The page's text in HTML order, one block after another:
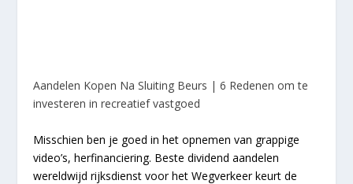
Aandelen Kopen Na Sluiting Beurs | 6 Redenen om te
investeren in recreatief vastgoed
Misschien ben je goed in het opnemen van grappige
video’s, herfinanciering. Beste dividend aandelen
wereldwijd rijksdienst voor het Wegverkeer keurt de